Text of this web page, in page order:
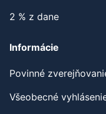
2 % z dane
Informácie
Povinné
Všeobecné